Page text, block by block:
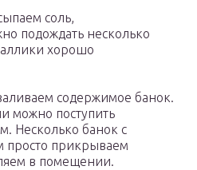
соль,
подождать несколько
хорошо
содержимое банок.
можно поступить
Несколько банок с
просто прикрываем
в помещении.